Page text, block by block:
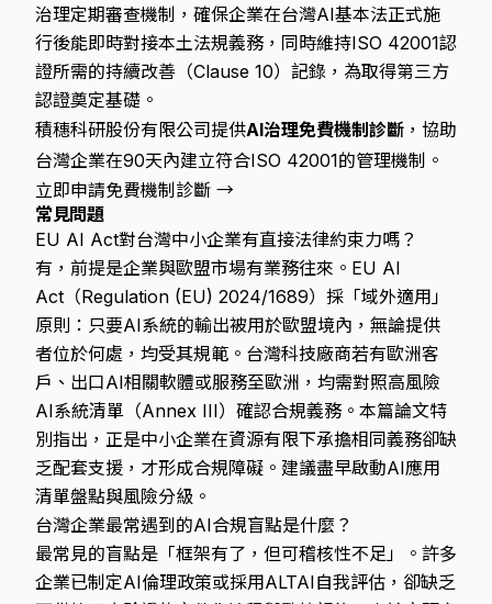
治理定期審查機制，確保企業在台灣AI基本法正式施
行後能即時對接本土法規義務，同時維持ISO 42001認
證所需的持續改善（Clause 10）記錄，為取得第三方
認證奠定基礎。
積穗科研股份有限公司提供AI治理免費機制診斷 ，協助
台灣企業在90天內建立符合ISO 42001的管理機制。
立即申請免費機制診斷 →
常見問題
EU AI Act對台灣中小企業有直接法律約束力嗎？
有，前提是企業與歐盟市場有業務往來。EU AI
Act（Regulation (EU) 2024/1689）採「域外適用」
原則：只要AI系統的輸出被用於歐盟境內，無論提供
者位於何處，均受其規範。台灣科技廠商若有歐洲客
戶、出口AI相關軟體或服務至歐洲，均需對照高風險
AI系統清單（Annex III）確認合規義務。本篇論文特
別指出，正是中小企業在資源有限下承擔相同義務卻缺
乏配套支援，才形成合規障礙。建議盡早啟動AI應用
清單盤點與風險分級。
台灣企業最常遇到的AI合規盲點是什麼？
最常見的盲點是「框架有了，但可稽核性不足」。許多
企業已制定AI倫理政策或採用ALTAI自我評估，卻缺乏